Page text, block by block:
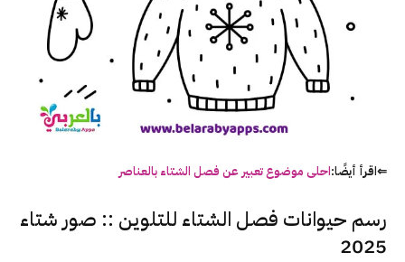
⇐اقرأ أيضًا:احلى موضوع تعبير عن فصل الشتاء بالعناصر
رسم حيوانات فصل الشتاء للتلوين :: صور شتاء
2025